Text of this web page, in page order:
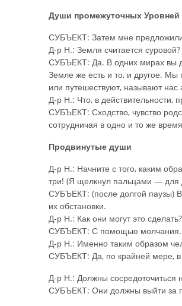
Души промежуточных Уровней
СУБЪЕКТ: Затем мне предложили
Д-р Н.: Земля считается суровой?
СУБЪЕКТ: Да. В одних мирах вы
Земле же есть и то, и другое. Мы
или путешествуют, называют нас
Д-р Н.: Что, в действительности,
СУБЪЕКТ: Сходство, чувство
сотрудничая в одно и то же
Продвинутые души
Д-р Н.: Начните с того, каким
три! (Я щелкнул пальцами — для
СУБЪЕКТ: (после долгой паузы)
их обстановки.
Д-р Н.: Как они могут это сделать?
СУБЪЕКТ: С помощью молчания…
Д-р Н.: Именно таким образом
СУБЪЕКТ: Да, по крайней мере, в
Д-р Н.: Должны сосредоточиться
СУБЪЕКТ: Они должны выйти за